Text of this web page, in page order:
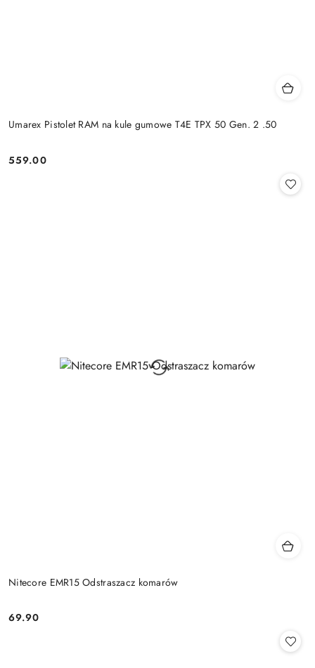
Umarex Pistolet RAM na kule gumowe T4E TPX 50 Gen. 2 .50
Cena:
559.00
Nitecore EMR15 Odstraszacz komarów
Cena:
69.90